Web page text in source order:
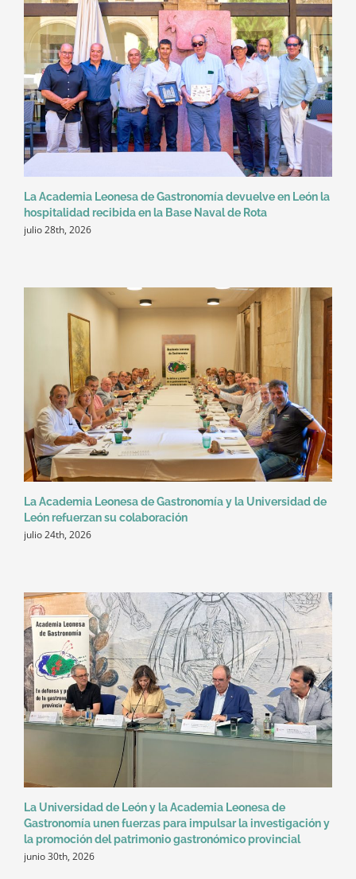
La Academia Leonesa de Gastronomía devuelve en León la
hospitalidad recibida en la Base Naval de Rota
julio 28th, 2026
La Academia Leonesa de Gastronomía y la Universidad de
León refuerzan su colaboración
julio 24th, 2026
La Universidad de León y la Academia Leonesa de
Gastronomía unen fuerzas para impulsar la investigación y
la promoción del patrimonio gastronómico provincial
junio 30th, 2026